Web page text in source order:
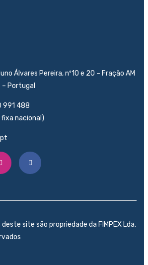
Álvares Pereira, nº10 e 20 – Fração AM
Portugal
991 488
fixa nacional)
site são propriedade da FIMPEX Lda.